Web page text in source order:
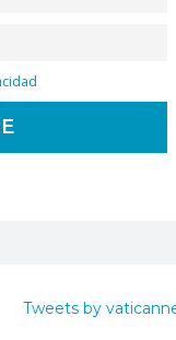
Tweets by